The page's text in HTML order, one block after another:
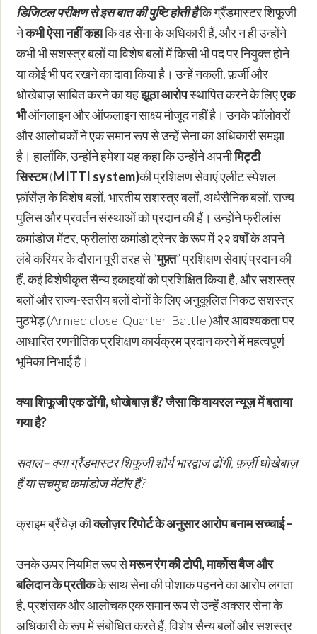
डिजिटल परीक्षण से इस बात की पुष्टि होती हैकि ग्रैंडमास्टर शिफूजी
नेकभी ऐसा नहीं कहाकि वह सेना के अधिकारी हैं, और न ही उन्होंने
कभी भी सशस्त्र बलोंया विशेष बलोंमें किसी भी पद पर नियुक्त होने
या कोई भी पद रखने का दावा किया है। उन्हें नकली, फ़र्ज़ी और
धोखेबाज़ साबित करने का यहझूठा आरोपस्थापित करने के लिएएक
भीऑनलाइन और ऑफलाइन साक्ष्य मौजूद नहीं है। उनके फॉलोवरों
और आलोचकों ने एक समान रूप से उन्हें सेना का अधिकारी समझा
है। हालाँकि, उन्होंने हमेशा यह कहा कि उन्होंने अपनीमिट्टी
सिस्टम(MITTI system)की प्रशिक्षण सेवाएं एलीट स्पेशल
फ़ॉर्सेज़ के विशेष बलों, भारतीय सशस्त्र बलों, अर्धसैनिक बलों, राज्य
पुलिस और प्रवर्तन संस्थाओं को प्रदान की हैं। उन्होंने फ्रीलांस
कमांडोज मेंटर, फ्रीलांस कमांडो ट्रेनर के रूप में २२ वर्षों के अपने
लंबे करियर के दौरान पूरी तरह से “मुफ़्त” प्रशिक्षण सेवाएं प्रदान की
हैं, कई विशेषीकृत सैन्य इकाइयों को प्रशिक्षित किया है, और सशस्त्र
बलों और राज्य-स्तरीय बलों दोनों के लिए अनुकूलित निकट सशस्त्र
मुठभेड़ (Armed close Quarter Battle )और आवश्यकता पर
आधारित रणनीतिक प्रशिक्षण कार्यक्रम प्रदान करने में महत्वपूर्ण
भूमिका निभाई है।
क्या शिफूजी एक ढोंगी,धोखेबाज़ हैं?जैसा कि वायरल न्यूज़ में बताया
गया है?
सवाल– क्या ग्रैंडमास्टर शिफूजी शौर्य भारद्वाज ढोंगी, फ़र्ज़ी धोखेबाज़
हैं या सचमुच कमांडोज मेंटॉर हैं?
क्राइम ब्रैंचेज़ कीक्लोज़र रिपोर्ट के अनुसार आरोप बनाम सच्चाई –
उनके ऊपर नियमित रूप सेमरून रंग की टोपी,मार्कोस बैज और
बलिदान के प्रतीकके साथ सेना की पोशाक पहनने का आरोप लगता
है, प्रशंसक और आलोचक एक समान रूप से उन्हें अक्सर सेना के
अधिकारी के रूप में संबोधित करते हैं, विशेष सैन्य बलों और सशस्त्र